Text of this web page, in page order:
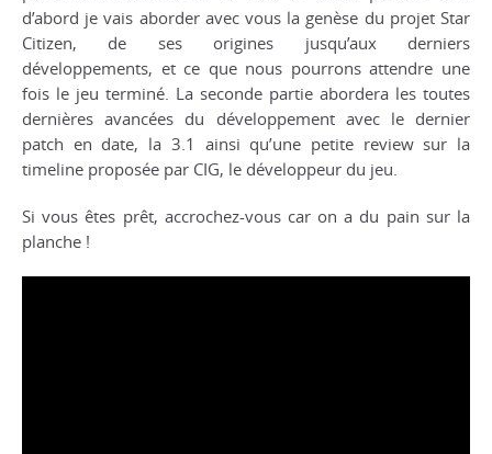
d’abord je vais aborder avec vous la genèse du projet Star
Citizen, de ses origines jusqu’aux derniers
développements, et ce que nous pourrons attendre une
fois le jeu terminé. La seconde partie abordera les toutes
dernières avancées du développement avec le dernier
patch en date, la 3.1 ainsi qu’une petite review sur la
timeline proposée par CIG, le développeur du jeu.
Si vous êtes prêt, accrochez-vous car on a du pain sur la
planche !